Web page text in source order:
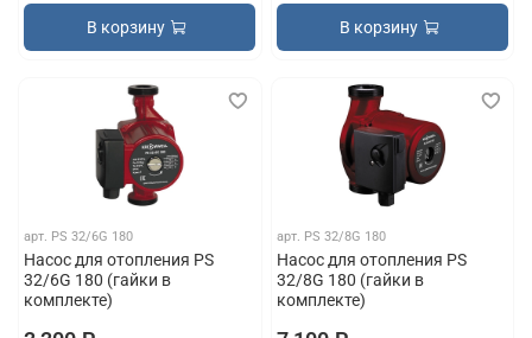
В корзину В корзину
арт. PS 32/6G 180
Насос для отопления PS
32/6G 180 (гайки в
комплекте)
арт. PS 32/8G 180
Насос для отопления PS
32/8G 180 (гайки в
комплекте)